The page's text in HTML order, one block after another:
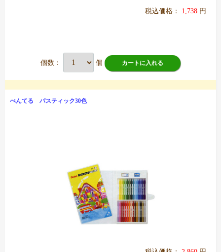
税込価格： 1,738 円
個数： 個 カートに入れる
ぺんてる パスティック30色